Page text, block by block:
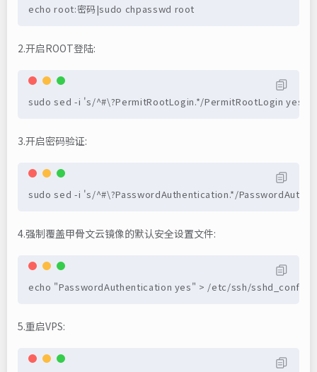
echo root:密码|sudo chpasswd root
2.开启ROOT登陆:
sudo sed -i 's/^#\?PermitRootLogin.*/PermitRootLogin yes/
3.开启密码验证:
sudo sed -i 's/^#\?PasswordAuthentication.*/
4.强制覆盖甲骨文云镜像的默认安全设置文件:
echo "PasswordAuthentication yes" > /etc/ssh/
5.重启VPS: